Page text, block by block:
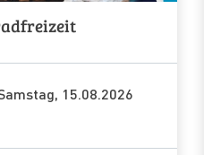
15.08.2026